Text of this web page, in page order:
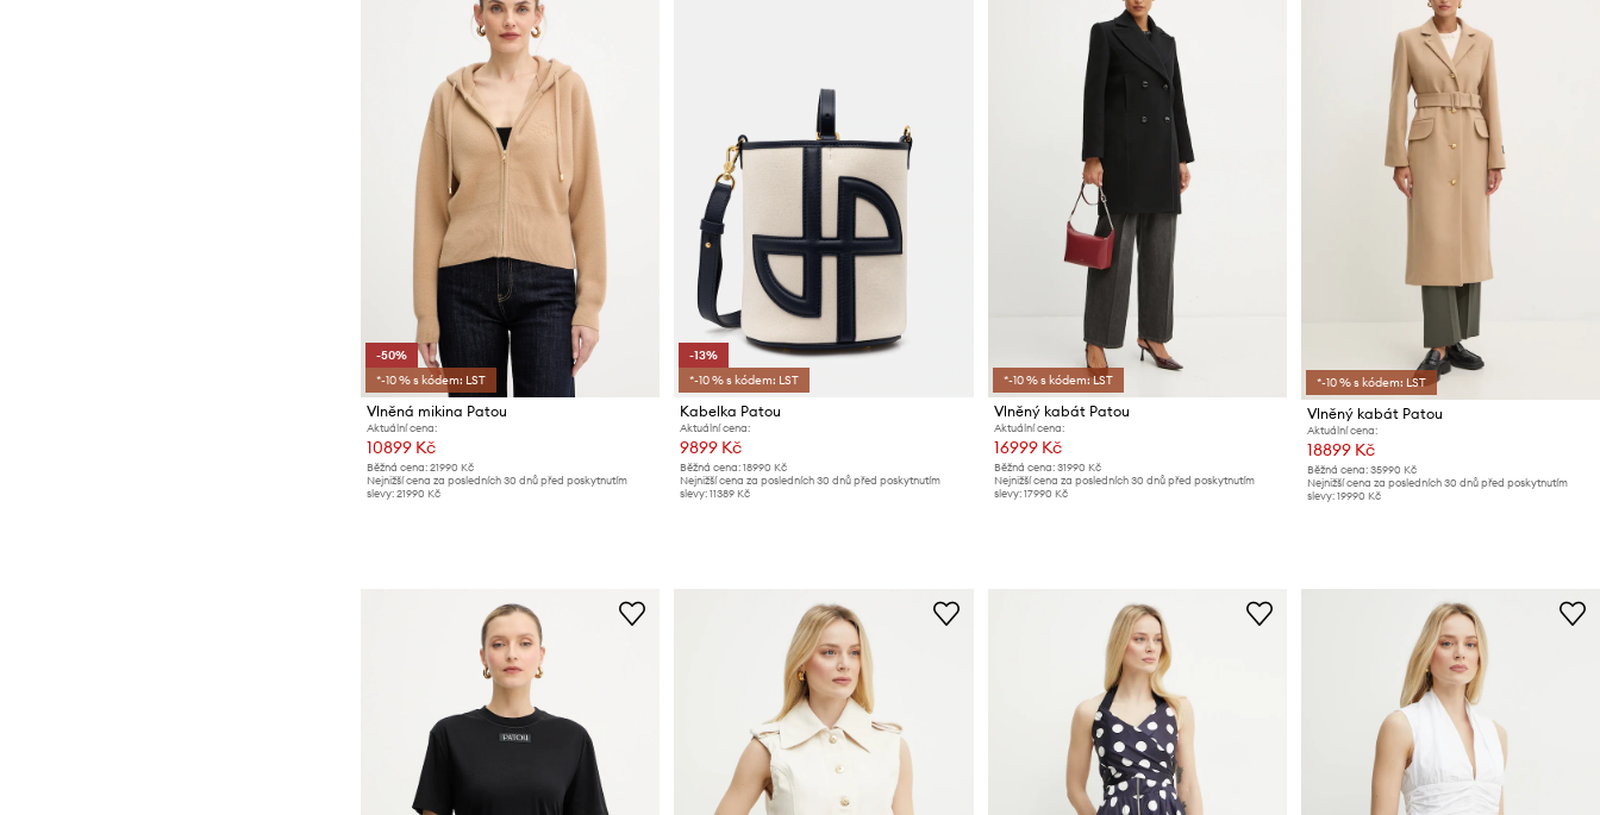
-50%
*-10 % s kódem: LST
Vlněná mikina Patou
Aktuální cena:
10899 Kč
Běžná cena: 21990 Kč
Nejnižší cena za posledních 30 dnů před poskytnutím
slevy: 21990 Kč
-13%
*-10 % s kódem: LST
Kabelka Patou
Aktuální cena:
9899 Kč
Běžná cena: 18990 Kč
Nejnižší cena za posledních 30 dnů před poskytnutím
slevy: 11389 Kč
*-10 % s kódem: LST
Vlněný kabát Patou
Aktuální cena:
16999 Kč
Běžná cena: 31990 Kč
Nejnižší cena za posledních 30 dnů před poskytnutím
slevy: 17990 Kč
*-10 % s kódem: LST
Vlněný kabát Patou
Aktuální cena:
18899 Kč
Běžná cena: 35990 Kč
Nejnižší cena za posledních 30 dnů před poskytnutím
slevy: 19990 Kč